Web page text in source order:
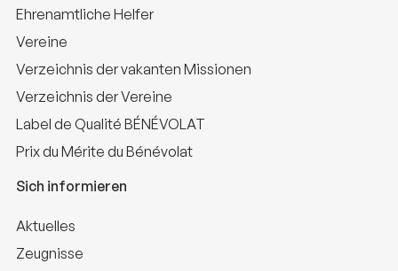
Ehrenamtliche Helfer
Vereine
Verzeichnis der vakanten Missionen
Verzeichnis der Vereine
Label de Qualité BÉNÉVOLAT
Prix du Mérite du Bénévolat
Sich informieren
Aktuelles
Zeugnisse